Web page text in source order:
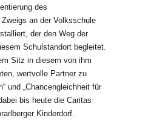
des
an der Volksschule
der den Weg der
Schulstandort begleitet.
Sitz in diesem von ihm
wertvolle Partner zu
und „Chancengleichheit für
bis heute die Caritas
Kinderdorf.